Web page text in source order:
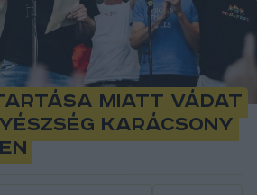
miatt vádat
Karácsony